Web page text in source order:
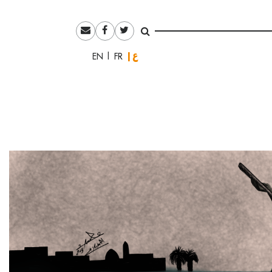
العربيةFrançais
English